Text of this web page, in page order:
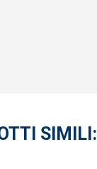
SIMILI: